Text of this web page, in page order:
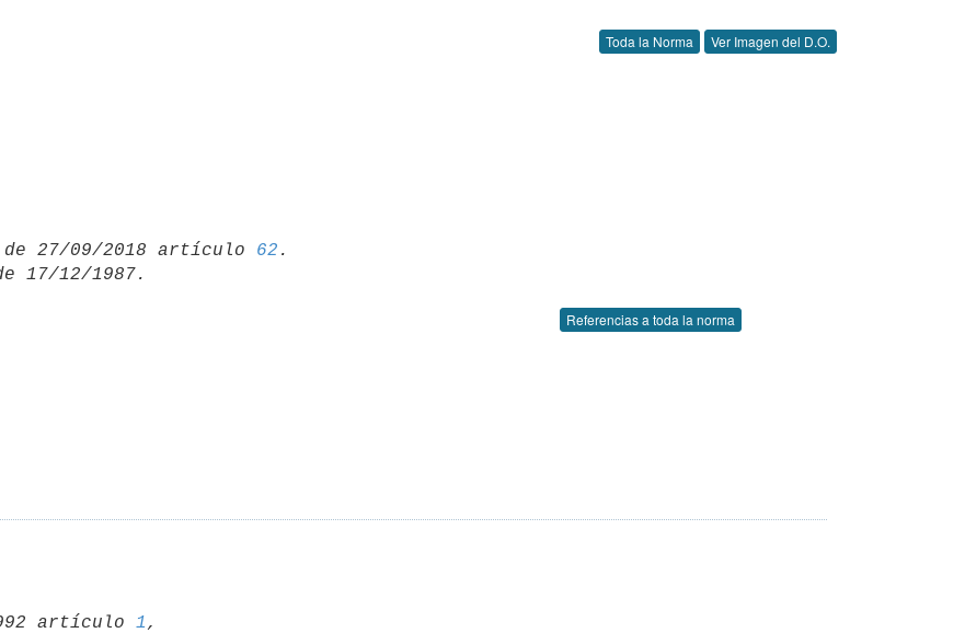
Toda la Norma Ver Imagen del D.O.
de 27/09/2018 artículo 62
Referencias a toda la norma
artículo 1 ,